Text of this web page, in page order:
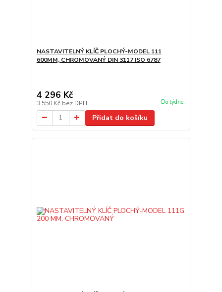
NASTAVITELNÝ KLÍČ PLOCHÝ-MODEL 111
600MM, CHROMOVANÝ DIN 3117 ISO 6787
4 296 Kč
3 550 Kč bez DPH Do týdne
Přidat do košíku